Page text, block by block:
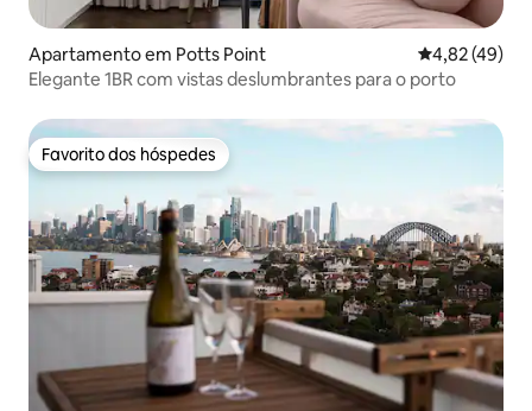
Apartamento em Potts Point Classificação
4,82 (49)
Elegante 1BR com vistas deslumbrantes para o porto
Favorito dos hóspedes
Favorito dos hóspedes